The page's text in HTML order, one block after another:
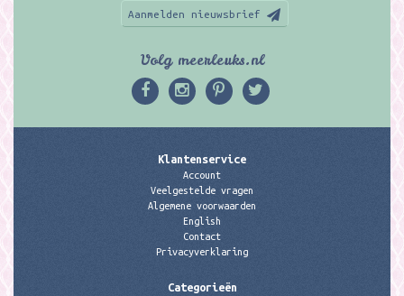
Aanmelden nieuwsbrief
Volg meerleuks.nl
Klantenservice
Account
Veelgestelde vragen
Algemene voorwaarden
English
Contact
Privacyverklaring
Categorieën